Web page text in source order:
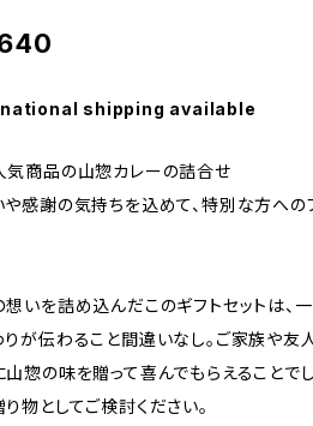
shipping available
気商品の山惣カレーの詰合せ
や感謝の気持ちを込めて、特別な方への
想いを詰め込んだこのギフトセットは、
が伝わること間違いなし。ご家族や友
惣の味を贈って喜んでもらえることでし
物としてご検討ください。